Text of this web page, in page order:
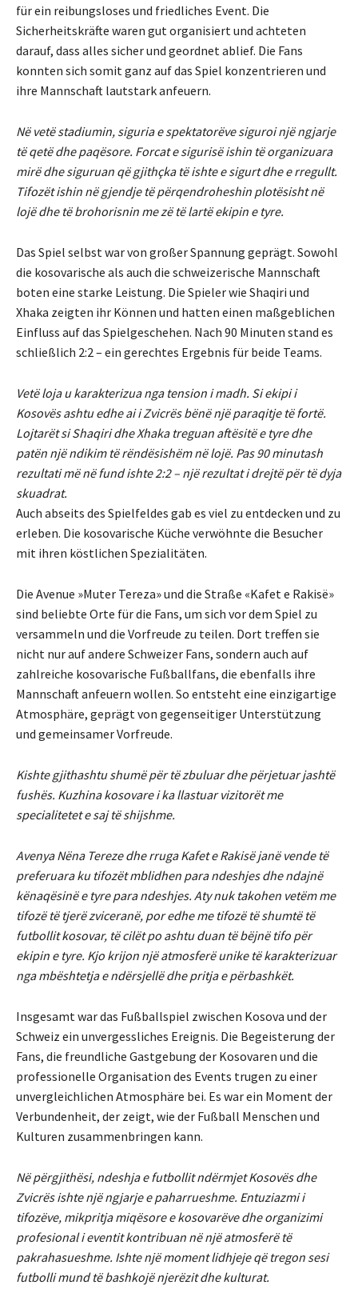
für ein reibungsloses und friedliches Event. Die
Sicherheitskräfte waren gut organisiert und achteten
darauf, dass alles sicher und geordnet ablief. Die Fans
konnten sich somit ganz auf das Spiel konzentrieren und
ihre Mannschaft lautstark anfeuern.
Në vetë stadiumin, siguria e spektatorëve siguroi një ngjarje
të qetë dhe paqësore. Forcat e sigurisë ishin të organizuara
mirë dhe siguruan që gjithçka të ishte e sigurt dhe e rregullt.
Tifozët ishin në gjendje të përqendroheshin plotësisht në
lojë dhe të brohorisnin me zë të lartë ekipin e tyre.
Das Spiel selbst war von großer Spannung geprägt. Sowohl
die kosovarische als auch die schweizerische Mannschaft
boten eine starke Leistung. Die Spieler wie Shaqiri und
Xhaka zeigten ihr Können und hatten einen maßgeblichen
Einfluss auf das Spielgeschehen. Nach 90 Minuten stand es
schließlich 2:2 – ein gerechtes Ergebnis für beide Teams.
Vetë loja u karakterizua nga tension i madh. Si ekipi i
Kosovës ashtu edhe ai i Zvicrës bënë një paraqitje të fortë.
Lojtarët si Shaqiri dhe Xhaka treguan aftësitë e tyre dhe
patën një ndikim të rëndësishëm në lojë. Pas 90 minutash
rezultati më në fund ishte 2:2 – një rezultat i drejtë për të dyja
skuadrat.
Auch abseits des Spielfeldes gab es viel zu entdecken und zu
erleben. Die kosovarische Küche verwöhnte die Besucher
mit ihren köstlichen Spezialitäten.
Die Avenue »Muter Tereza» und die Straße «Kafet e Rakisë»
sind beliebte Orte für die Fans, um sich vor dem Spiel zu
versammeln und die Vorfreude zu teilen. Dort treffen sie
nicht nur auf andere Schweizer Fans, sondern auch auf
zahlreiche kosovarische Fußballfans, die ebenfalls ihre
Mannschaft anfeuern wollen. So entsteht eine einzigartige
Atmosphäre, geprägt von gegenseitiger Unterstützung
und gemeinsamer Vorfreude.
Kishte gjithashtu shumë për të zbuluar dhe përjetuar jashtë
fushës. Kuzhina kosovare i ka llastuar vizitorët me
specialitetet e saj të shijshme.
Avenya Nëna Tereze dhe rruga Kafet e Rakisë janë vende të
preferuara ku tifozët mblidhen para ndeshjes dhe ndajnë
kënaqësinë e tyre para ndeshjes. Aty nuk takohen vetëm me
tifozë të tjerë zviceranë, por edhe me tifozë të shumtë të
futbollit kosovar, të cilët po ashtu duan të bëjnë tifo për
ekipin e tyre. Kjo krijon një atmosferë unike të karakterizuar
nga mbështetja e ndërsjellë dhe pritja e përbashkët.
Insgesamt war das Fußballspiel zwischen Kosova und der
Schweiz ein unvergessliches Ereignis. Die Begeisterung der
Fans, die freundliche Gastgebung der Kosovaren und die
professionelle Organisation des Events trugen zu einer
unvergleichlichen Atmosphäre bei. Es war ein Moment der
Verbundenheit, der zeigt, wie der Fußball Menschen und
Kulturen zusammenbringen kann.
Në përgjithësi, ndeshja e futbollit ndërmjet Kosovës dhe
Zvicrës ishte një ngjarje e paharrueshme. Entuziazmi i
tifozëve, mikpritja miqësore e kosovarëve dhe organizimi
profesional i eventit kontribuan në një atmosferë të
pakrahasueshme. Ishte një moment lidhjeje që tregon sesi
futbolli mund të bashkojë njerëzit dhe kulturat.